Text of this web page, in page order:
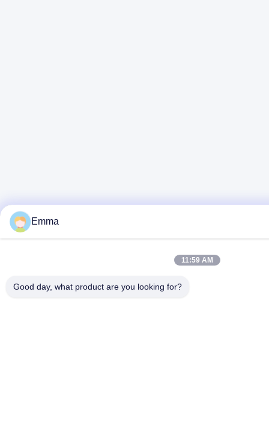
Emma
11:59 AM
Good day, what product are you looking for?